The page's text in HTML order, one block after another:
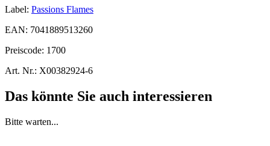
Label: Passions Flames
EAN: 7041889513260
Preiscode: 1700
Art. Nr.: X00382924-6
Das könnte Sie auch interessieren
Bitte warten...